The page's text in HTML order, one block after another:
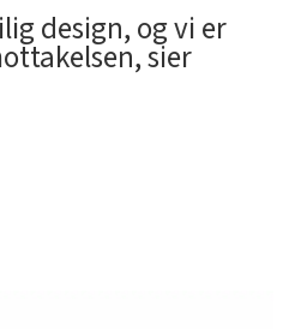
design, og vi er
sier